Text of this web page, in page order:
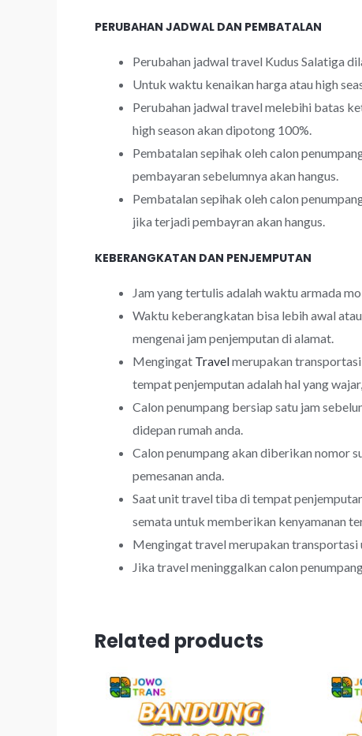
PERUBAHAN JADWAL DAN PEMBATALAN
Perubahan jadwal travel Kudus Salatiga
Untuk waktu kenaikan harga atau high
Perubahan jadwal travel melebihi batas
high season akan dipotong 100%.
Pembatalan sepihak oleh calon
pembayaran sebelumnya akan hangus.
Pembatalan sepihak oleh calon
jika terjadi pembayran akan hangus.
KEBERANGKATAN DAN PENJEMPUTAN
Jam yang tertulis adalah waktu armada
Waktu keberangkatan bisa lebih awal
mengenai jam penjemputan di alamat.
Mengingat Travelmerupakan
tempat penjemputan adalah hal yang
Calon penumpang bersiap satu jam
didepan rumah anda.
Calon penumpang akan diberikan nomor
pemesanan anda.
Saat unit travel tiba di tempat
semata untuk memberikan kenyamanan
Mengingat travel merupakan transportasi
Jika travel meninggalkan calon
Related products